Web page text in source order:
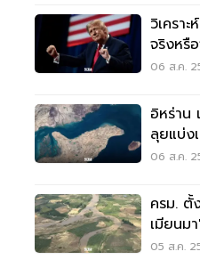
วิเครา
จริงหรื
มุซ
06 ส.ค.
อิหร่าน
ลุยแบ่ง
06 ส.ค.
ครม. ตั้
เมียนม
ข้ามแด
05 ส.ค.